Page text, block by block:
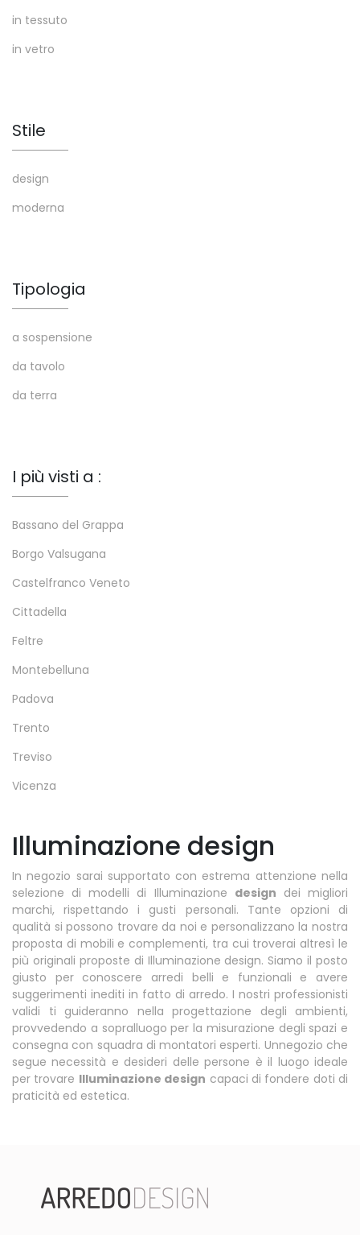
in tessuto
in vetro
Stile
design
moderna
Tipologia
a sospensione
da tavolo
da terra
I più visti a :
Bassano del Grappa
Borgo Valsugana
Castelfranco Veneto
Cittadella
Feltre
Montebelluna
Padova
Trento
Treviso
Vicenza
Illuminazione design
In negozio sarai supportato con estrema attenzione nella
selezione di modelli di Illuminazione design dei migliori
marchi, rispettando i gusti personali. Tante opzioni di
qualità si possono trovare da noi e personalizzano la nostra
proposta di mobili e complementi, tra cui troverai altresì le
più originali proposte di Illuminazione design. Siamo il posto
giusto per conoscere arredi belli e funzionali e avere
suggerimenti inediti in fatto di arredo. I nostri professionisti
validi ti guideranno nella progettazione degli ambienti,
provvedendo a sopralluogo per la misurazione degli spazi e
consegna con squadra di montatori esperti. Unnegozio che
segue necessità e desideri delle persone è il luogo ideale
per trovare Illuminazione design capaci di fondere doti di
praticità ed estetica.